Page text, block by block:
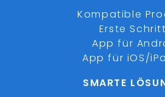
Kompatible
Erste
App für
App für iOS/
SMARTE